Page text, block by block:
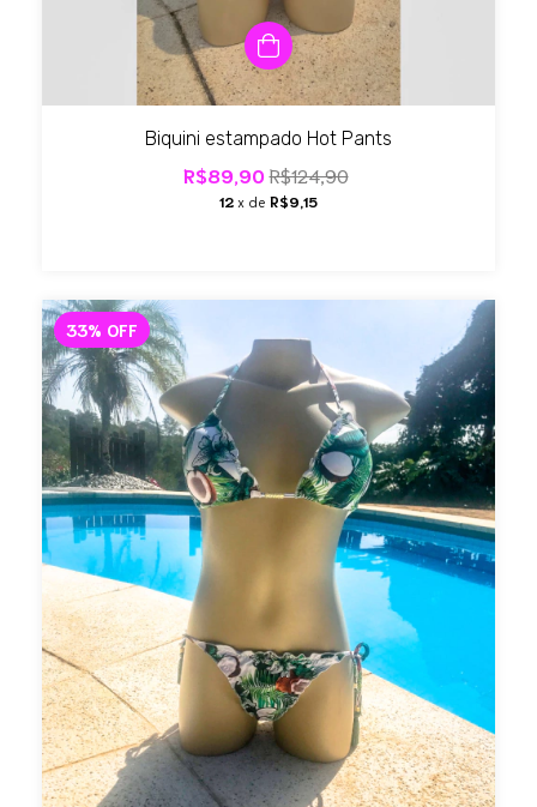
Biquini estampado Hot Pants
R$89,90R$124,90
12 x de R$9,15
33% OFF